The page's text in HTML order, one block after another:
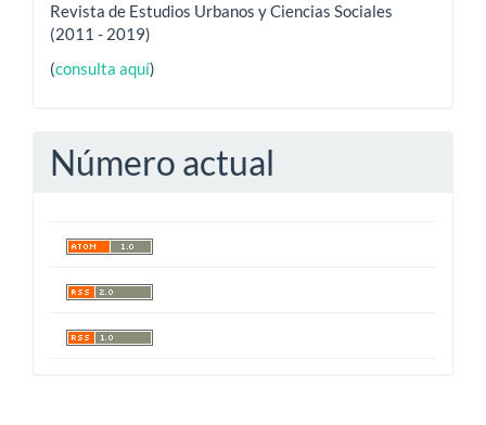
Revista de Estudios Urbanos y Ciencias Sociales
(2011 - 2019)
(consulta aquí)
Número actual